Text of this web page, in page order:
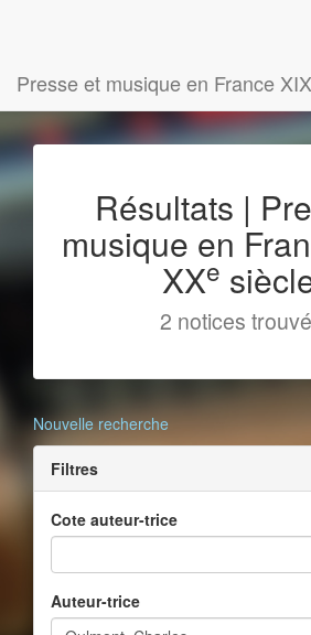
Presse et musique en France XIX
Résultats |
musique en
XXe
2 notices
Nouvelle recherche
Filtres
Cote auteur-trice
Auteur-trice